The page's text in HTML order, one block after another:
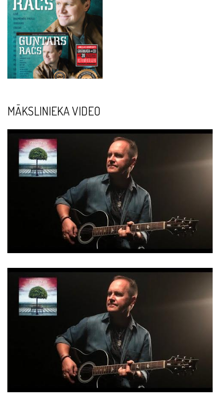
MĀKSLINIEKA VIDEO